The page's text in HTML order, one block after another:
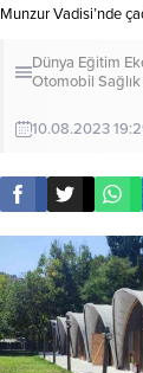
Munzur Vadisi’nde
Dünya Eğitim
Otomobil Sağlık
10.08.2023